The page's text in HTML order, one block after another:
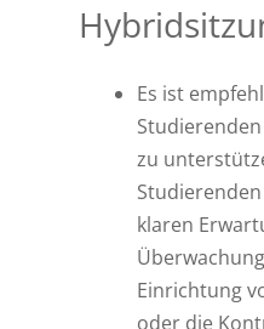
Es ist
zu
klaren
Einrichtung
oder die